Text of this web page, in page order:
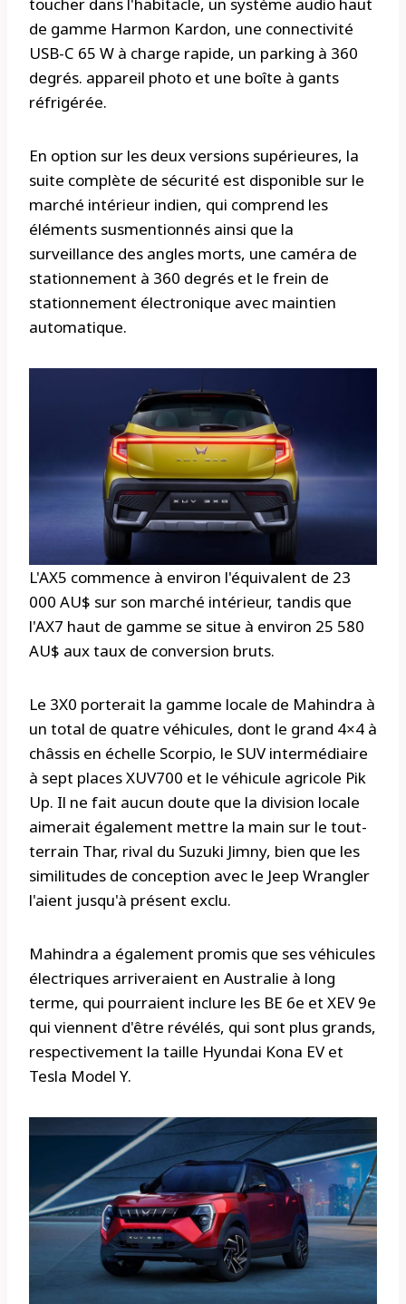
de gamme Harmon Kardon, une connectivité
USB-C 65 W à charge rapide, un parking à 360
degrés. appareil photo et une boîte à gants
réfrigérée.
En option sur les deux versions supérieures, la
suite complète de sécurité est disponible sur le
marché intérieur indien, qui comprend les
éléments susmentionnés ainsi que la
surveillance des angles morts, une caméra de
stationnement à 360 degrés et le frein de
stationnement électronique avec maintien
automatique.
L'AX5 commence à environ l'équivalent de 23
000 AU$ sur son marché intérieur, tandis que
l'AX7 haut de gamme se situe à environ 25 580
AU$ aux taux de conversion bruts.
Le 3X0 porterait la gamme locale de Mahindra à
un total de quatre véhicules, dont le grand 4×4 à
châssis en échelle Scorpio, le SUV intermédiaire
à sept places XUV700 et le véhicule agricole Pik
Up. Il ne fait aucun doute que la division locale
aimerait également mettre la main sur le tout-
terrain Thar, rival du Suzuki Jimny, bien que les
similitudes de conception avec le Jeep Wrangler
l'aient jusqu'à présent exclu.
Mahindra a également promis que ses véhicules
électriques arriveraient en Australie à long
terme, qui pourraient inclure les BE 6e et XEV 9e
qui viennent d'être révélés, qui sont plus grands,
respectivement la taille Hyundai Kona EV et
Tesla Model Y.